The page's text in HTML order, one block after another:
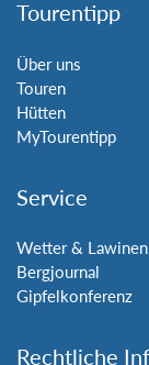
Tourentipp
Über uns
Touren
Hütten
MyTourentipp
Service
Wetter &
Bergjournal
Gipfelkonferenz
Rechtliche